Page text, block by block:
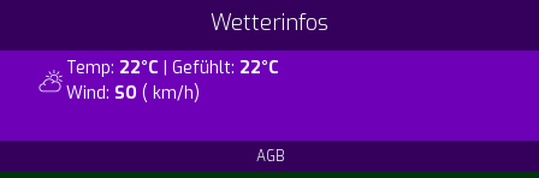
Wetterinfos
Temp: 22°C | Gefühlt: 22°C
Wind: SO ( km/h)
AGB